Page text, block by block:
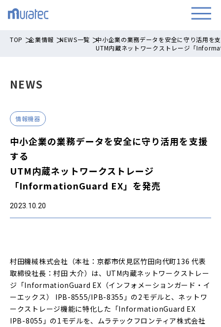
TOP 企業情報 NEWS一覧
中小企業の業務データを安全に守り活用を
UTM内蔵ネットワークストレージ「
NEWS
情報機器
中小企業の業務データを安全に守り活用を支援
する
UTM内蔵ネットワークストレージ
「InformationGuard EX」を発売
2023.10.20
村田機械株式会社（本社：京都市伏見区竹田向代町136 代表
取締役社長：村田 大介）は、UTM内蔵ネットワークストレー
ジ「InformationGuard EX（インフォメーションガード・イ
ーエックス） IPB-8555/IPB-8355」の2モデルと、ネットワ
ークストレージ機能に特化した「InformationGuard EX
IPB-8055」の1モデルを、ムラテックフロンティア株式会社